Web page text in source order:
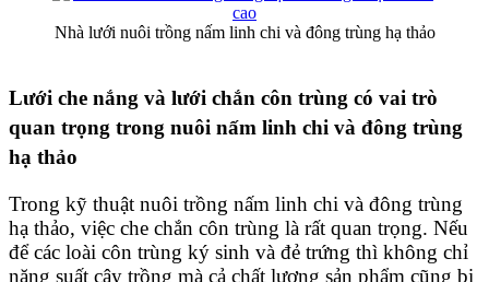
Nhà lưới nuôi trồng nấm linh chi và đông trùng hạ thảo
Lưới che nắng và lưới chắn côn trùng có vai trò
quan trọng trong nuôi nấm linh chi và đông trùng
hạ thảo
Trong kỹ thuật nuôi trồng nấm linh chi và đông trùng
hạ thảo, việc che chắn côn trùng là rất quan trọng. Nếu
để các loài côn trùng ký sinh và đẻ trứng thì không chỉ
năng suất cây trồng mà cả chất lượng sản phẩm cũng bị